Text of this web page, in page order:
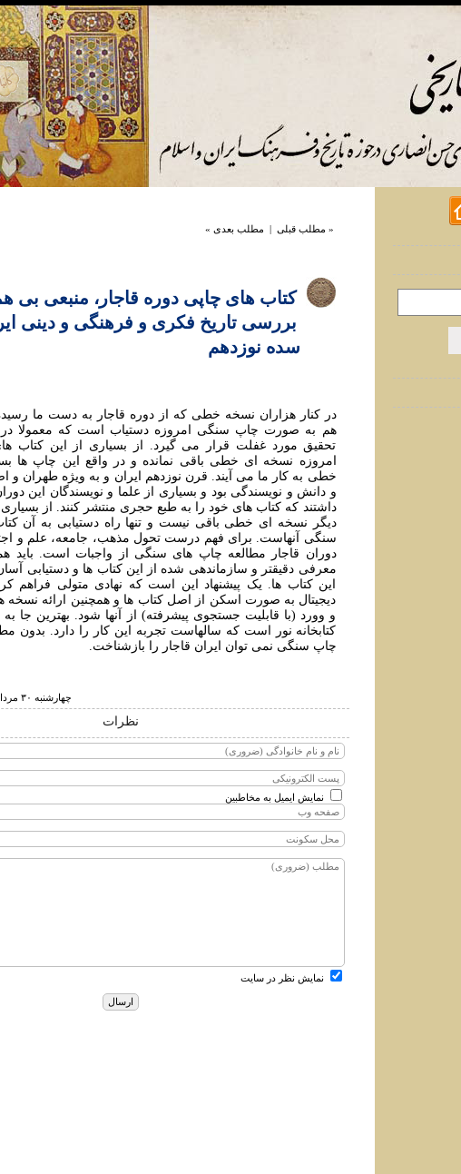
« مطلب قبلی | مطلب بعدی »
کتاب های چاپی دوره قاجار، منبعی بی
بررسی تاريخ فکری و فرهنگی و دينی
سده نوزدهم
در کنار هزاران نسخه خطی که از دوره قاجار به دست ما
هم به صورت چاپ سنگی امروزه دستياب است که معمولا در
تحقيق مورد غفلت قرار می گيرد. از بسياری از اين کتاب
امروزه نسخه ای خطی باقی نمانده و در واقع اين چاپ ها
خطی به کار ما می آيند. قرن نوزدهم ايران و به ويژه طهران و
و دانش و نويسندگی بود و بسياری از علما و نويسندگان اين
داشتند که کتاب های خود را به طبع حجری منتشر کنند. از بسياری
ديگر نسخه ای خطی باقی نيست و تنها راه دستيابی به آن
سنگی آنهاست. برای فهم درست تحول مذهب، جامعه، علم و
دوران قاجار مطالعه چاپ های سنگی از واجبات است. بايد
معرفی دقيقتر و سازماندهی شده از اين کتاب ها و دستيابی
این کتاب ها. يک پيشنهاد اين است که نهادی متولی فراهم
ديجيتال به صورت اسکن از اصل کتاب ها و همچنين ارائه نسخه
و وورد (با قابليت جستجوی پيشرفته) از آنها شود. بهترين جا
کتابخانه نور است که سالهاست تجربه اين کار را دارد. بدون
چاپ سنگی نمی توان ايران قاجار را بازشناخت.
چهارشنبه ۳۰ مرداد ۱۳۹۸ ساعت ۹:۴۹
نظرات
نمایش ایمیل به مخاطبین
نمایش نظر در سایت